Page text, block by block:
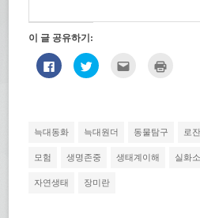
이 글 공유하기:
페
이
하
려
하
세
트
위
기
(새
에
열
림)
편
으
보
늑대동화 늑대원더 동물탐구 로
모험 생명존중 생태계이해 실화
자연생태 장미란